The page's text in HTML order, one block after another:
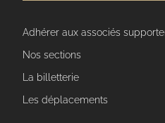
Adhérer aux associés
Nos sections
La billetterie
Les déplacements